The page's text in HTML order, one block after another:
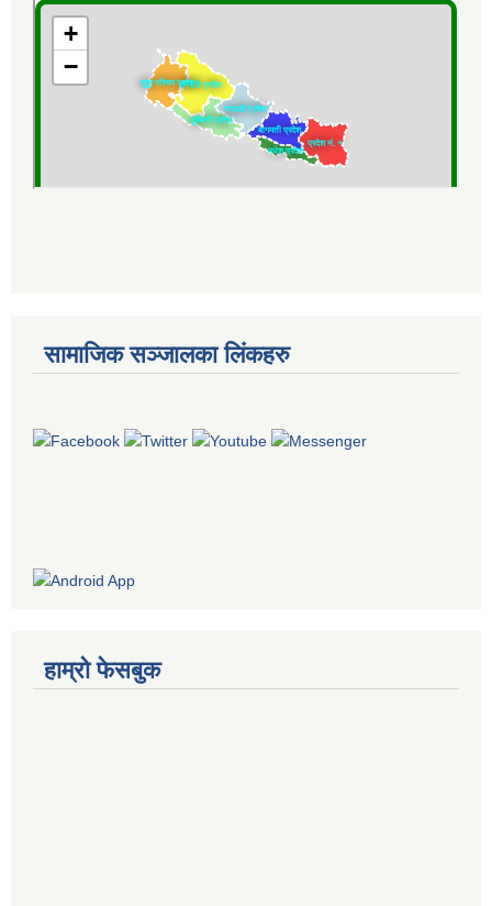
सामाजिक सञ्जालका लिंकहरु
हाम्रो फेसबुक